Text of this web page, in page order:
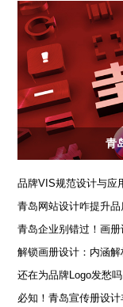
青
品牌VIS规范设计与应
青岛网站设计咋提升
青岛企业别错过！画
必知！青岛宣传册设